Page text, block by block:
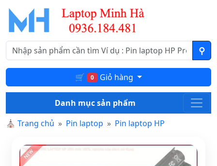
🛒 0 Giỏ hàng
Danh mục sản phẩm
⛪ Trang chủ Pin laptop Pin laptop HP